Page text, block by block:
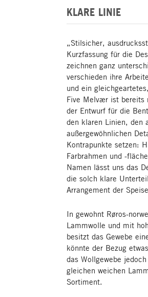
KLARE LINIE
„Stilsicher,
Kurzfassung für die
zeichnen ganz
verschieden ihre
und ein
Five Melvær ist bereits
der Entwurf für die
den klaren Linien, den
außergewöhnlichen
Kontrapunkte setzen:
Farbrahmen und -
Namen lässt uns das
die solch klare
Arrangement der
In gewohnt Røros-
Lammwolle und mit
besitzt das Gewebe
könnte der Bezug
das Wollgewebe
gleichen weichen
Sortiment.